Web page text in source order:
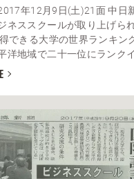
年12月9日(土)21面 中日
ネススクールが取り上げら
できる大学の世界ランキン
洋地域で二十一位にランク